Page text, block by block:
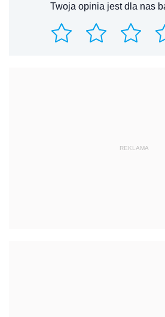
Twoja opinia jest dla nas
REKLAMA